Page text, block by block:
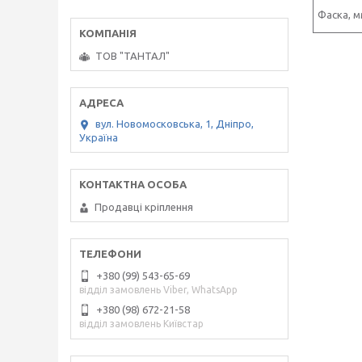
Фаска,
ТОВ "ТАНТАЛ"
вул. Новомосковська, 1, Дніпро,
Україна
Продавці кріплення
+380 (99) 543-65-69
відділ замовлень Viber, WhatsApp
+380 (98) 672-21-58
відділ замовлень Київстар